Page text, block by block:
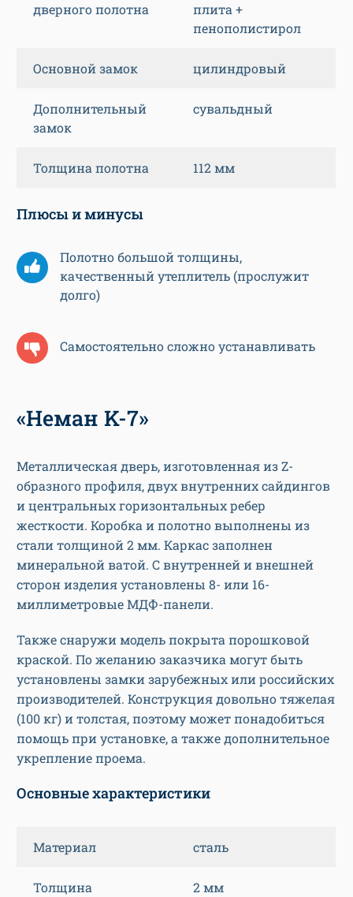
дверного полотна
плита +
пенополистирол
Основной замок цилиндровый
Дополнительный
замок
сувальдный
Толщина полотна 112 мм
Плюсы и минусы
Полотно большой толщины,
качественный утеплитель (прослужит
долго)
Самостоятельно сложно устанавливать
«Неман K-7»
Металлическая дверь, изготовленная из Z-
образного профиля, двух внутренних сайдингов
и центральных горизонтальных ребер
жесткости. Коробка и полотно выполнены из
стали толщиной 2 мм. Каркас заполнен
минеральной ватой. С внутренней и внешней
сторон изделия установлены 8- или 16-
миллиметровые МДФ-панели.
Также снаружи модель покрыта порошковой
краской. По желанию заказчика могут быть
установлены замки зарубежных или российских
производителей. Конструкция довольно тяжелая
(100 кг) и толстая, поэтому может понадобиться
помощь при установке, а также дополнительное
укрепление проема.
Основные характеристики
Материал сталь
Толщина
2 мм